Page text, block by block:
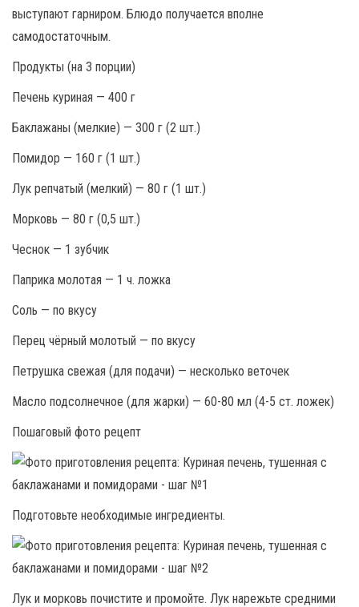
выступают гарниром. Блюдо получается вполне
самодостаточным.
Продукты (на 3 порции)
Печень куриная — 400 г
Баклажаны (мелкие) — 300 г (2 шт.)
Помидор — 160 г (1 шт.)
Лук репчатый (мелкий) — 80 г (1 шт.)
Морковь — 80 г (0,5 шт.)
Чеснок — 1 зубчик
Паприка молотая — 1 ч. ложка
Соль — по вкусу
Перец чёрный молотый — по вкусу
Петрушка свежая (для подачи) — несколько веточек
Масло подсолнечное (для жарки) — 60-80 мл (4-5 ст. ложек)
Пошаговый фото рецепт
Подготовьте необходимые ингредиенты.
Лук и морковь почистите и промойте. Лук нарежьте средними